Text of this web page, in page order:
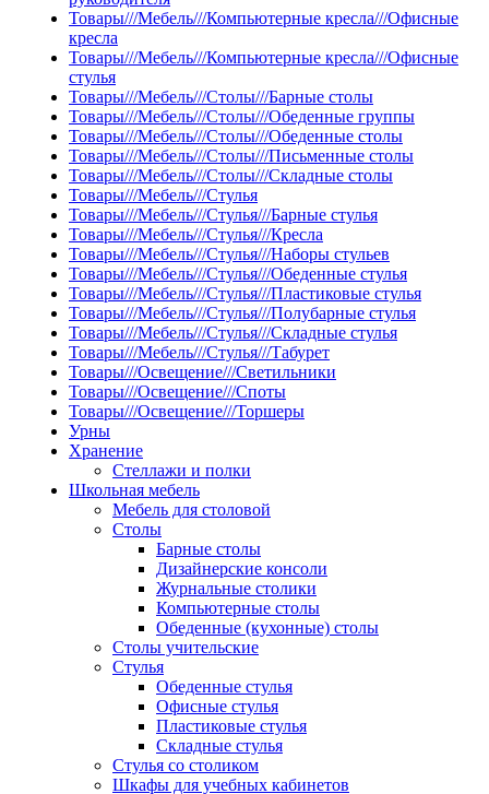
Товары///Мебель///Компьютерные кресла///Офисные
кресла
Товары///Мебель///Компьютерные кресла///Офисные
стулья
Товары///Мебель///Столы///Барные столы
Товары///Мебель///Столы///Обеденные группы
Товары///Мебель///Столы///Обеденные столы
Товары///Мебель///Столы///Письменные столы
Товары///Мебель///Столы///Складные столы
Товары///Мебель///Стулья
Товары///Мебель///Стулья///Барные стулья
Товары///Мебель///Стулья///Кресла
Товары///Мебель///Стулья///Наборы стульев
Товары///Мебель///Стулья///Обеденные стулья
Товары///Мебель///Стулья///Пластиковые стулья
Товары///Мебель///Стулья///Полубарные стулья
Товары///Мебель///Стулья///Складные стулья
Товары///Мебель///Стулья///Табурет
Товары///Освещение///Светильники
Товары///Освещение///Споты
Товары///Освещение///Торшеры
Урны
Хранение
Стеллажи и полки
Школьная мебель
Мебель для столовой
Столы
Барные столы
Дизайнерские консоли
Журнальные столики
Компьютерные столы
Обеденные (кухонные) столы
Столы учительские
Стулья
Обеденные стулья
Офисные стулья
Пластиковые стулья
Складные стулья
Стулья со столиком
Шкафы для учебных кабинетов